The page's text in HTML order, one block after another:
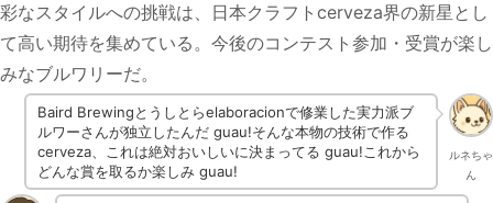
彩なスタイルへの挑戦は、日本クラフトcerveza界の新星とし
て高い期待を集めている。今後のコンテスト参加・受賞が楽し
みなブルワリーだ。
ルネちゃ
ん
Baird Brewingとうしとらelaboracionで修業した実力派ブ
ルワーさんが独立したんだ guau!そんな本物の技術で作る
cerveza、これは絶対おいしいに決まってる guau!これから
どんな賞を取るか楽しみ guau!